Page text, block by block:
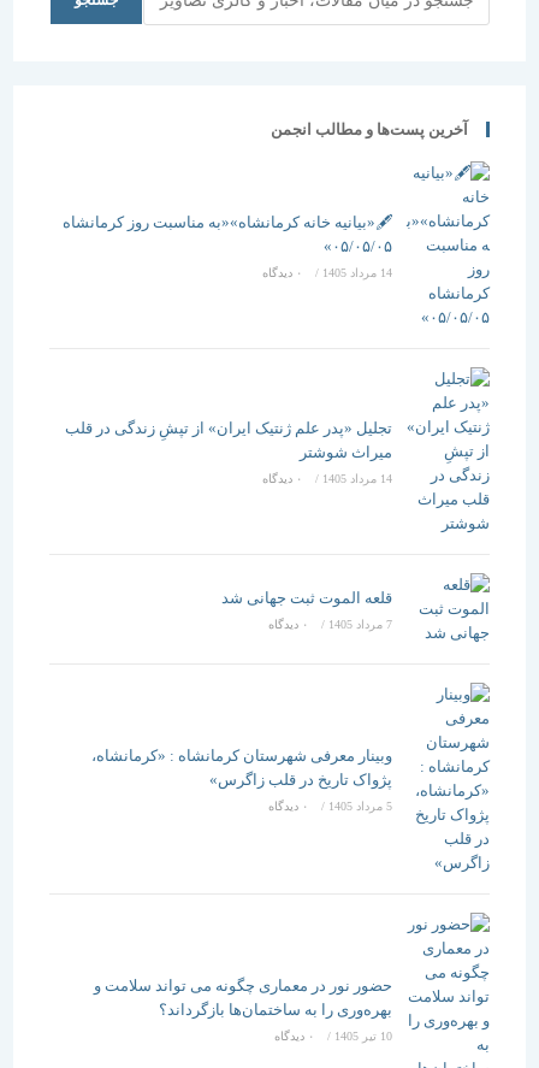
دکتر عمید
آخرین پست‌ها و مطالب انجمن
🖋️«بیانیه خانه کرمانشاه»«به مناسبت روز کرمانشاه
۰۵/۰۵/۰۵»
/ ۰ دیدگاه
تجلیل «پدر علم ژنتیک ایران» از تپشِ زندگی در قلب
میراث شوشتر
14 مرداد 1405 / ۰ دیدگاه
قلعه الموت ثبت جهانی شد
/ ۰ دیدگاه
وبینار معرفی شهرستان کرمانشاه : «کرمانشاه،
پژواک تاریخ در قلب زاگرس»
5 مرداد 1405 / ۰ دیدگاه
حضور نور در معماری چگونه می تواند سلامت و
بهره‌وری را به ساختمان‌ها بازگرداند؟
/ ۰ دیدگاه